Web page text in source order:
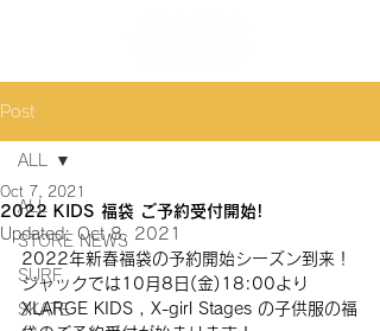
Post
ALL
STORE NEWS
SURF
SKATE
ALL
2022 KIDS 福袋 ご予約受付開始!
Oct 7, 2021
Updated: Oct 8, 2021
2022年新春福袋の予約開始シーズン到来！
ジャックでは10月8日(金)18:00より
XLARGE KIDS , X-girl Stages の子供服の福